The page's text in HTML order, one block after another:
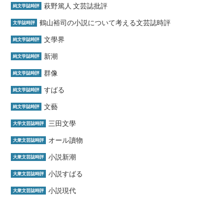
純文学誌時評 萩野篤人 文芸誌批評
文学誌時評 鶴山裕司の小説について考える文芸誌時評
純文学誌時評 文學界
純文学誌時評 新潮
純文学誌時評 群像
純文学誌時評 すばる
純文学誌時評 文藝
大学文芸誌時評 三田文學
大衆文芸誌時評 オール讀物
大衆文芸誌時評 小説新潮
大衆文芸誌時評 小説すばる
大衆文芸誌時評 小説現代